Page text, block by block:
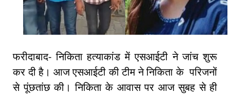
फरीदाबाद- निकिता हत्याकांड में एसआईटी ने जांच शुरू
कर दी है। आज एसआईटी की टीम ने निकिता के परिजनों
से पूंछतांछ की। निकिता के आवास पर आज सुबह से ही